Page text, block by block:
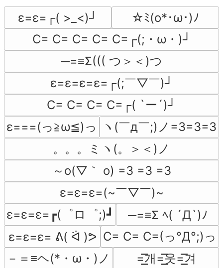
ε=ε=┌( >_<)┘
☆ﾐ(o*･ω･)ﾉ
C= C= C= C= C=┌(;・ω・)┘
─=≡Σ((( つ＞＜)つ
ε=ε=ε=ε=┌(;￣▽￣)┘
C= C= C= C=┌( `ー´)┘
ε===(っ≧ω≦)っ
ヽ(￣д￣;)ノ=3=3=3
。。。ミヽ(。＞＜)ノ
～o(▽｀ o) =3 =3 =3
ε=ε=ε=(~￣▽￣)~
ε=ε=ε=┏(゜ロ゜;)┛
─=≡Σ ﾍ( ´Д`)ﾉ
ε=ε=ε= ᕕ( ᐛ )ᕗ C= C= C=(っ°Д°;)っ
－＝≡ヘ(*・ω・)ノ
=͟͟͞͞개=͟͟͞͞웃=͟͟͞͞겨